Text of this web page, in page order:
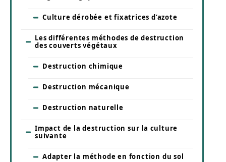
Culture dérobée et fixatrices d’azote
Les différentes méthodes de destruction
des couverts végétaux
Destruction chimique
Destruction mécanique
Destruction naturelle
Impact de la destruction sur la culture
suivante
Adapter la méthode en fonction du sol